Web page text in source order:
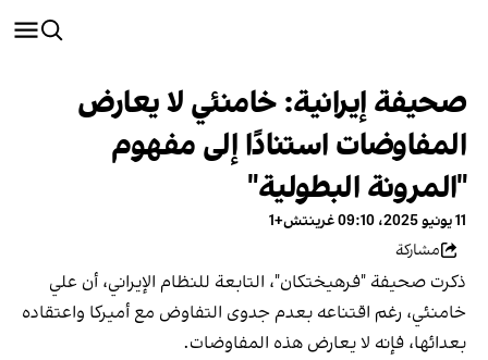
صحيفة إيرانية: خامنئي لا يعارض
المفاوضات استنادًا إلى مفهوم
"المرونة البطولية"
11 يونيو 2025، 09:10 غرينتش+1
مشاركة
ذكرت صحيفة "فرهیختكان"، التابعة للنظام الإيراني، أن علي
خامنئي، رغم اقتناعه بعدم جدوى التفاوض مع أميركا واعتقاده
بعدائها، فإنه لا يعارض هذه المفاوضات.